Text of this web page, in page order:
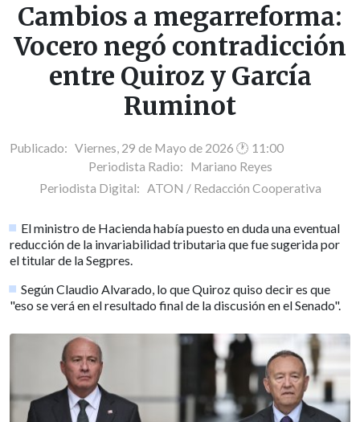
Cambios a megarreforma:
Vocero negó contradicción
entre Quiroz y García
Ruminot
Publicado: Viernes, 29 de Mayo de 2026 🕐 11:00
Periodista Radio: Mariano Reyes
Periodista Digital: ATON / Redacción Cooperativa
El ministro de Hacienda había puesto en duda una eventual
reducción de la invariabilidad tributaria que fue sugerida por
el titular de la Segpres.
Según Claudio Alvarado, lo que Quiroz quiso decir es que
"eso se verá en el resultado final de la discusión en el Senado".